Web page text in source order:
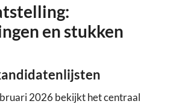
en stukken
2026 bekijkt het centraal